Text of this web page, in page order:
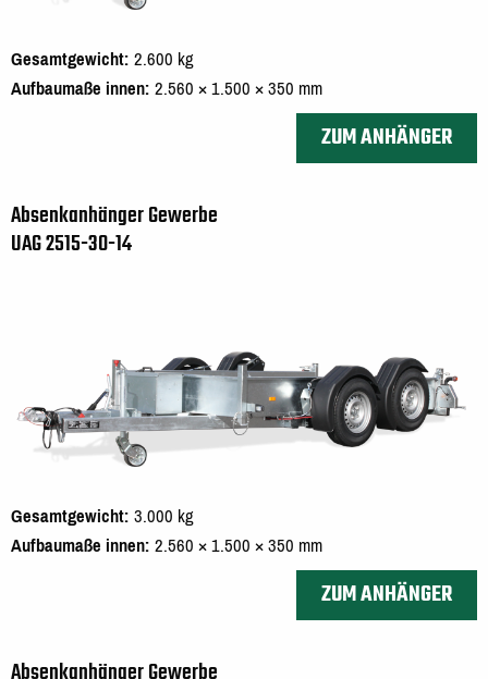
Gesamtgewicht 2.600 kg
Aufbaumaße innen 2.560 × 1.500 × 350 mm
ZUM ANHÄNGER
Absenkanhänger Gewerbe
UAG 2515-30-14
Gesamtgewicht 3.000 kg
Aufbaumaße innen 2.560 × 1.500 × 350 mm
ZUM ANHÄNGER